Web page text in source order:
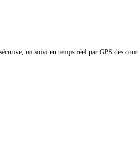
un suivi en temps réel par GPS des